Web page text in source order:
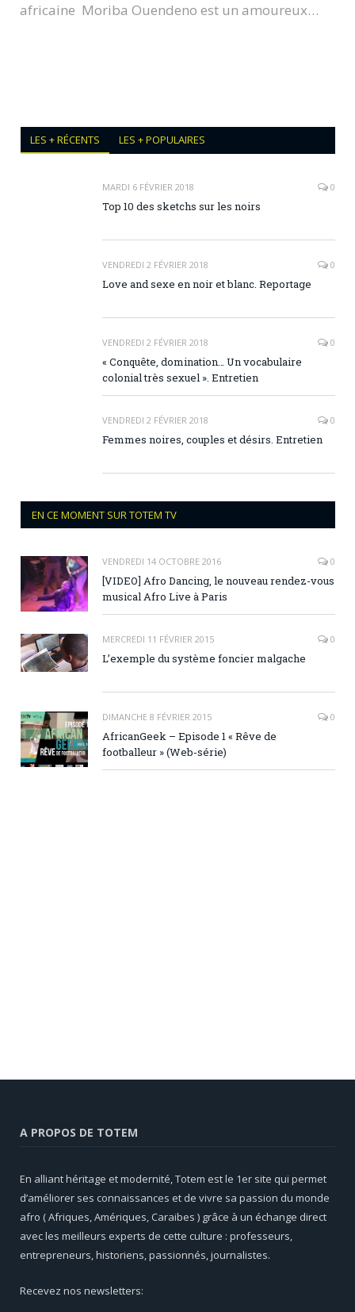
africaine Moriba Ouendeno est un amoureux…
LES + RÉCENTS LES + POPULAIRES
MARDI 6 FÉVRIER 2018 0
Top 10 des sketchs sur les noirs
VENDREDI 2 FÉVRIER 2018 0
Love and sexe en noir et blanc. Reportage
VENDREDI 2 FÉVRIER 2018 0
« Conquête, domination… Un vocabulaire
colonial très sexuel ». Entretien
VENDREDI 2 FÉVRIER 2018 0
Femmes noires, couples et désirs. Entretien
EN CE MOMENT SUR TOTEM TV
VENDREDI 14 OCTOBRE 2016 0
[VIDEO] Afro Dancing, le nouveau rendez-vous
musical Afro Live à Paris
MERCREDI 11 FÉVRIER 2015 0
L’exemple du système foncier malgache
DIMANCHE 8 FÉVRIER 2015 0
AfricanGeek – Episode 1 « Rêve de
footballeur » (Web-série)
A PROPOS DE TOTEM
En alliant héritage et modernité, Totem est le 1er site qui permet
d’améliorer ses connaissances et de vivre sa passion du monde
afro ( Afriques, Amériques, Caraibes ) grâce à un échange direct
avec les meilleurs experts de cette culture : professeurs,
entrepreneurs, historiens, passionnés, journalistes.
Recevez nos newsletters: